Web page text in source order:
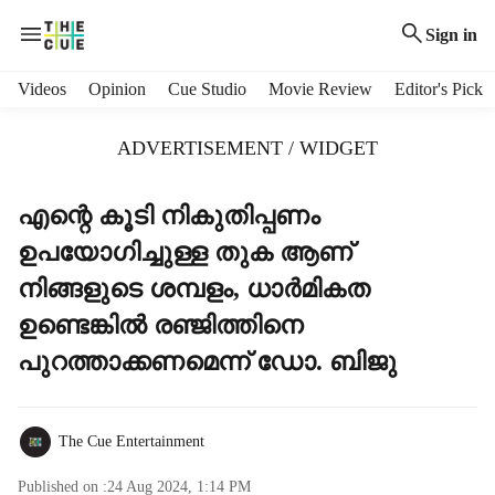
Sign in
Videos Opinion Cue Studio Movie Review Editor's Pick
ADVERTISEMENT / WIDGET
എന്റെ കൂടി നികുതിപ്പണം
ഉപയോഗിച്ചുള്ള തുക ആണ്
നിങ്ങളുടെ ശമ്പളം, ധാർമികത
ഉണ്ടെങ്കിൽ രഞ്ജിത്തിനെ
പുറത്താക്കണമെന്ന് ഡോ. ബിജു
The Cue Entertainment
Published on :24 Aug 2024, 1:14 PM